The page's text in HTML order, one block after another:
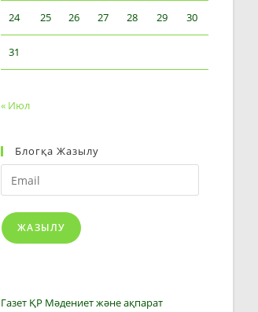
24 25 26 27 28 29 30
31
« Июл
Блогқа Жазылу
Email
ЖАЗЫЛУ
Газет ҚР Мәдениет және ақпарат